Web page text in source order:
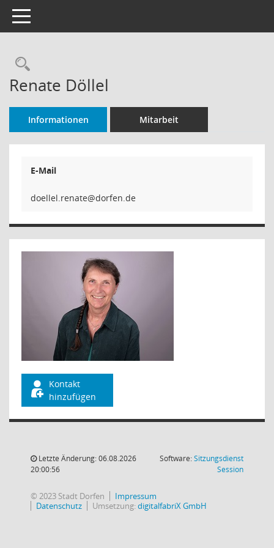
Toggle navigation
Rechercheauswahl
Renate Döllel
Informationen Mitarbeit
E-Mail
doellel.renate@dorfen.de
Kontakt
hinzufügen
Letzte Änderung: 06.08.2026
20:00:56
Software:Sitzungsdienst
Session(Wird in
© 2023 Stadt Dorfen
Impressum
Datenschutz
Umsetzung:digitalfabriX GmbH